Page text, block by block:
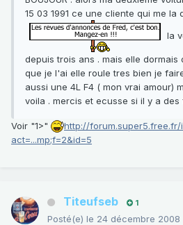
15 03 1991 ce une cliente qui me la
la
depuis trois ans . mais elle dormais
que je l'ai elle roule tres bien je
aussi une 4L F4 ( mon vrai amour)
voila . mercis et ecusse si il y a
Voir "1>"
http://forum.super5.free.fr/
act=...mp;f=2&id=5
Titeufseb 1
Posté(e) le 24 décembre 2008